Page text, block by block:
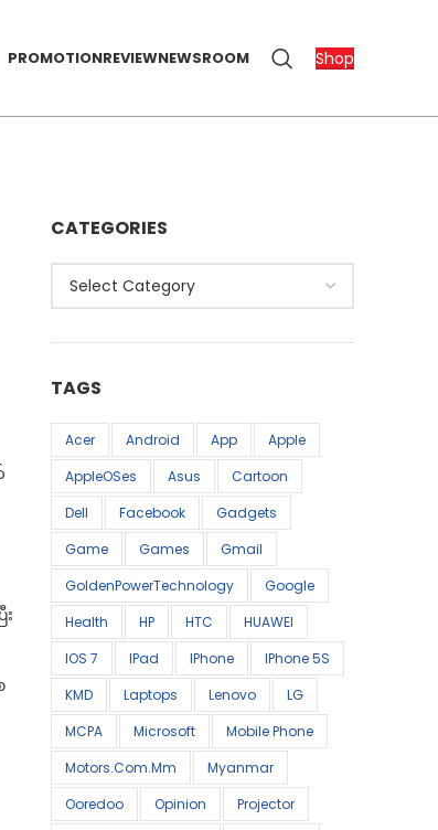
PROMOTIONREVIEWNEWSROOM Shop
CATEGORIES
Categories
TAGS
Acer Android App
Apple
AppleOSes
Asus
Cartoon
Dell
Facebook
Gadgets
Game
Games
Gmail
GoldenPowerTechnology
Google
Health
HP HTC
HUAWEI
IOS 7
IPad IPhone
IPhone 5S
KMD
Laptops Lenovo
LG
MCPA
Microsoft
Mobile Phone
Motors.com.mm
Myanmar
Ooredoo
Opinion
Projector